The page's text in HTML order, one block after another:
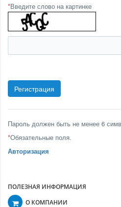
*Введите слово на картинке
Пароль должен быть не менее 6
*Обязательные поля.
Авторизация
ПОЛЕЗНАЯ ИНФОРМАЦИЯ
О КОМПАНИИ